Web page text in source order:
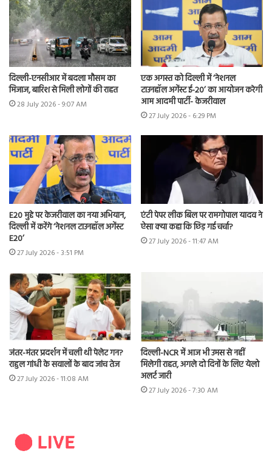
दिल्ली-एनसीआर में बदला मौसम का
मिजाज, बारिश से मिली लोगों की राहत
28 July 2026 - 9:07 AM
एक अगस्त को दिल्ली में ‘नेशनल
टाउनहॉल अगेंस्ट ई-20’ का आयोजन करेगी
आम आदमी पार्टी- केजरीवाल
27 July 2026 - 6:29 PM
E20 मुद्दे पर केजरीवाल का नया अभियान,
दिल्ली में करेंगे ‘नेशनल टाउनहॉल अगेंस्ट
E20’
27 July 2026 - 3:51 PM
एंटी पेपर लीक बिल पर रामगोपाल यादव ने
ऐसा क्या कहा कि छिड़ गई चर्चा?
27 July 2026 - 11:47 AM
जंतर-मंतर प्रदर्शन में चली थी पेलेट गन?
राहुल गांधी के सवालों के बाद जांच तेज
27 July 2026 - 11:08 AM
दिल्ली-NCR में आज भी उमस से नहीं
मिलेगी राहत, अगले दो दिनों के लिए येलो
अलर्ट जारी
27 July 2026 - 7:30 AM